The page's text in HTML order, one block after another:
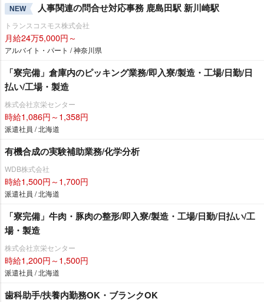
NEW 人事関連の問合せ対応事務 鹿島田駅 新川崎駅
トランスコスモス株式会社
月給24万5,000円～
アルバイト・パート / 神奈川県
「寮完備」倉庫内のピッキング業務/即入寮/製造・工場/日勤/日
払い/工場・製造
株式会社京栄センター
時給1,086円～1,358円
派遣社員 / 北海道
有機合成の実験補助業務/化学分析
WDB株式会社
時給1,500円～1,700円
派遣社員 / 北海道
「寮完備」牛肉・豚肉の整形/即入寮/製造・工場/日勤/日払い/工
場・製造
株式会社京栄センター
時給1,200円～1,500円
派遣社員 / 北海道
歯科助手/扶養内勤務OK・ブランクOK